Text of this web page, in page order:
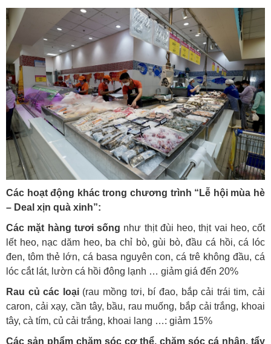
Các hoạt động khác trong chương trình “Lễ hội mùa hè
– Deal xịn quà xinh”:
Các mặt hàng tươi sống như thịt đùi heo, thịt vai heo, cốt
lết heo, nạc dăm heo, ba chỉ bò, gùi bò, đầu cá hồi, cá lóc
đen, tôm thẻ lớn, cá basa nguyên con, cá trê không đầu, cá
lóc cắt lát, lườn cá hồi đông lạnh … giảm giá đến 20%
Rau củ các loại(rau mồng tơi, bí đao, bắp cải trái tim, cải
caron, cải xạy, cần tây, bầu, rau muống, bắp cải trắng, khoai
tây, cà tím, củ cải trắng, khoai lang …: giảm 15%
Các sản phẩm chăm sóc cơ thể, chăm sóc cá nhân, tẩy